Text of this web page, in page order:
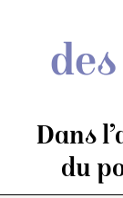
Dans
du